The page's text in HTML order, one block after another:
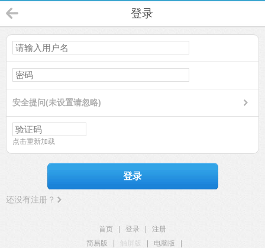
登录
安全提问(未设置请忽略)
点击重新加载
登录
还没有注册？
首页 登录
注册
简易版
触屏版 电脑版